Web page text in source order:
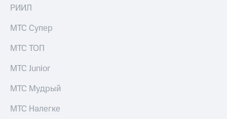
"МТС"
Собрания
акционеров
кабинет
акционера
Акционерный
капитал
и
РИИЛ
МТС Супер
МТС ТОП
МТС Junior
МТС Мудрый
МТС Налегке